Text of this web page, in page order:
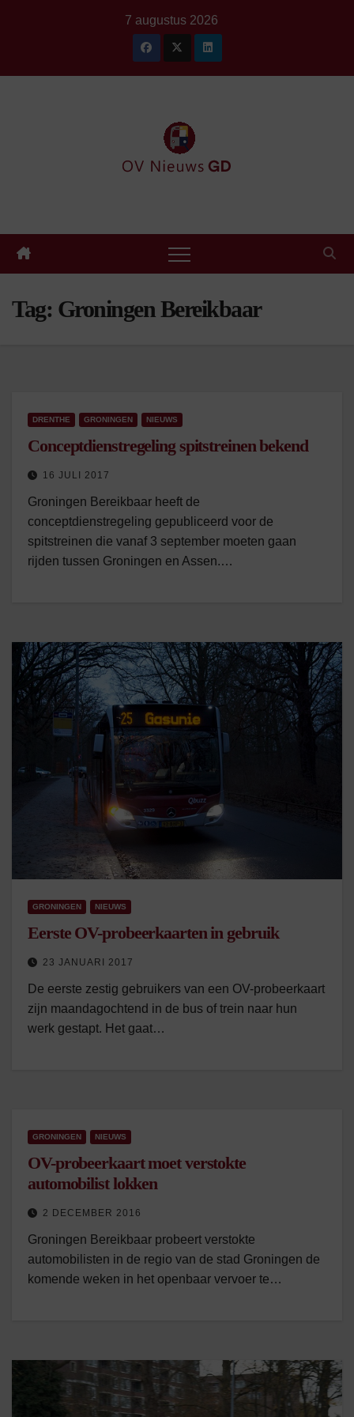
7 augustus 2026
Tag: Groningen Bereikbaar
DRENTHE GRONINGEN NIEUWS
Conceptdienstregeling spitstreinen bekend
16 JULI 2017
Groningen Bereikbaar heeft de
conceptdienstregeling gepubliceerd voor de
spitstreinen die vanaf 3 september moeten gaan
rijden tussen Groningen en Assen.…
GRONINGEN NIEUWS
Eerste OV-probeerkaarten in gebruik
23 JANUARI 2017
De eerste zestig gebruikers van een OV-probeerkaart
zijn maandagochtend in de bus of trein naar hun
werk gestapt. Het gaat…
GRONINGEN NIEUWS
OV-probeerkaart moet verstokte
automobilist lokken
2 DECEMBER 2016
Groningen Bereikbaar probeert verstokte
automobilisten in de regio van de stad Groningen de
komende weken in het openbaar vervoer te…